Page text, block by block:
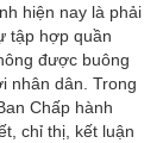
hiện nay là phải
tập hợp quần
được buông
nhân dân. Trong
Chấp hành
chỉ thị, kết luận